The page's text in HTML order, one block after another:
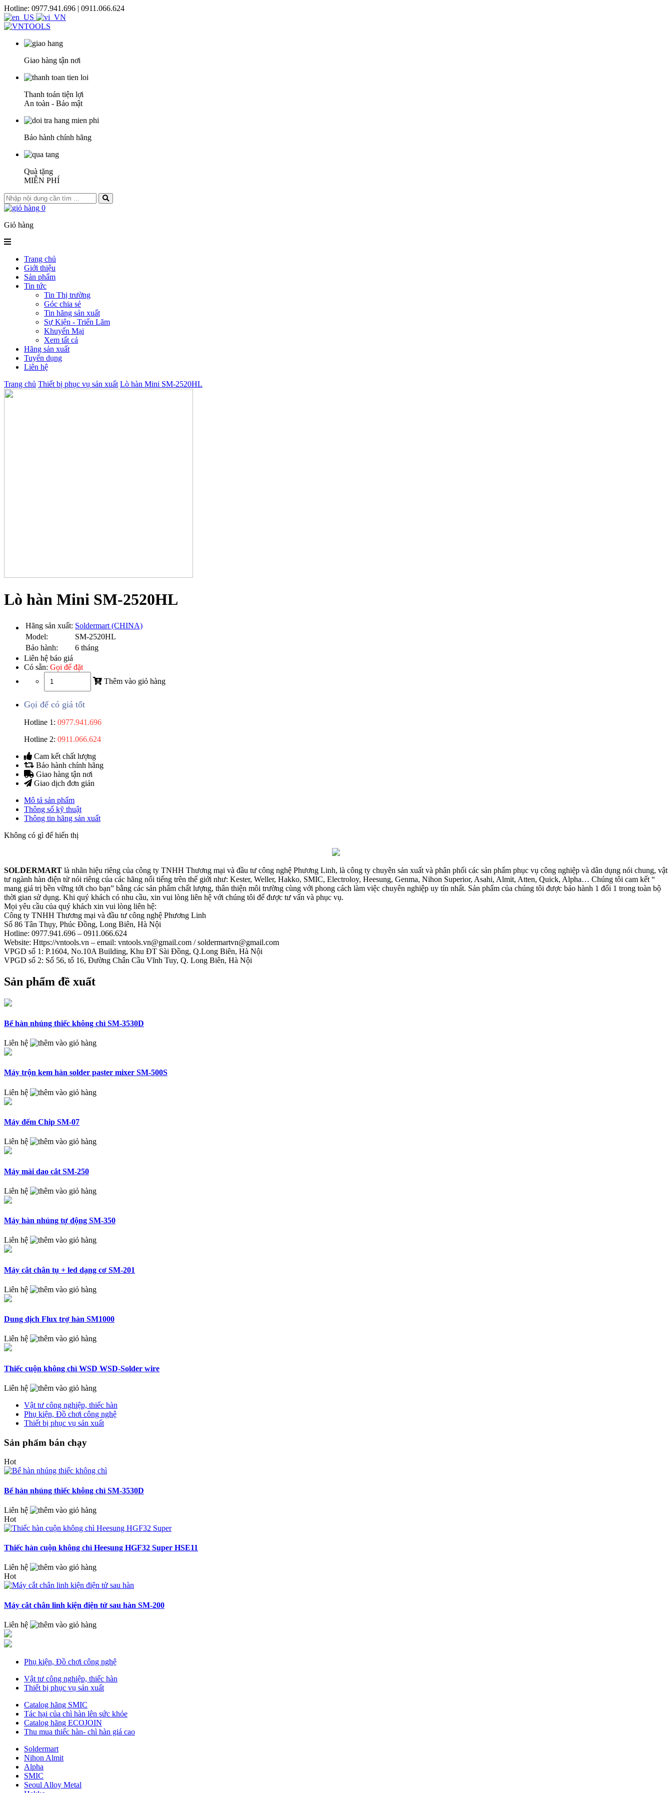
Hotline: 0977.941.696 | 0911.066.624
Giao hàng tận nơi
Thanh toán tiện lợi
An toàn - Bảo mật
Bảo hành chính hãng
Quà tặng
MIỄN PHÍ
0
Giỏ hàng
Trang chủ
Giới thiệu
Sản phẩm
Tin tức
Tin Thị trường
Góc chia sẻ
Tin hãng sản xuất
Sự Kiện - Triển Lãm
Khuyến Mại
Xem tất cả
Hãng sản xuất
Tuyển dụng
Liên hệ
Trang chủ Thiết bị phục vụ sản xuất Lò hàn Mini SM-2520HL
Lò hàn Mini SM-2520HL
Hãng sản xuất: Soldermart (CHINA)
Model:
SM-2520HL
Bảo hành:
6 tháng
Liên hệ báo giá
Có sẵn: Gọi để đặt
Thêm vào giỏ hàng
Gọi để có giá tốt
Hotline 1: 0977.941.696
Hotline 2: 0911.066.624
Cam kết chất lượng
Bảo hành chính hãng
Giao hàng tận nơi
Giao dịch đơn giản
Mô tả sản phẩm
Thông số kỹ thuật
Thông tin hãng sản xuất
Không có gì để hiển thị
SOLDERMART là nhãn hiệu riêng của công ty TNHH Thương mại và đầu tư công nghệ Phương Linh, là công ty chuyên sản xuất và phân phối các sản phẩm phục vụ công nghiệp và dân dụng nói chung, vật
tư ngành hàn điện tử nói riêng của các hãng nổi tiếng trên thế giới như: Kester, Weller, Hakko, SMIC, Electroloy, Heesung, Genma, Nihon Superior, Asahi, Almit, Atten, Quick, Alpha… Chúng tôi cam kết “
mang giá trị bền vững tới cho bạn” bằng các sản phẩm chất lượng, thân thiện môi trường cùng với phong cách làm việc chuyên nghiệp uy tín nhất. Sản phẩm của chúng tôi được bảo hành 1 đổi 1 trong toàn bộ
thời gian sử dụng. Khi quý khách có nhu cầu, xin vui lòng liên hệ với chúng tôi để được tư vấn và phục vụ.
Mọi yêu cầu của quý khách xin vui lòng liên hệ:
Công ty TNHH Thương mại và đầu tư công nghệ Phương Linh
Số 86 Tân Thụy, Phúc Đồng, Long Biên, Hà Nội
Hotline: 0977.941.696 – 0911.066.624
Website: Https://vntools.vn – email: vntools.vn@gmail.com / soldermartvn@gmail.com
VPGD số 1: P.1604, No.10A Building, Khu ĐT Sài Đồng, Q.Long Biên, Hà Nội
VPGD số 2: Số 56, tổ 16, Đường Chân Cầu Vĩnh Tuy, Q. Long Biên, Hà Nội
Sản phẩm đề xuất
Bể hàn nhúng thiếc không chì SM-3530D
Liên hệ
Máy trộn kem hàn solder paster mixer SM-500S
Liên hệ
Máy đếm Chip SM-07
Liên hệ
Máy mài dao cắt SM-250
Liên hệ
Máy hàn nhúng tự động SM-350
Liên hệ
Máy cắt chân tụ + led dạng cơ SM-201
Liên hệ
Dung dịch Flux trợ hàn SM1000
Liên hệ
Thiếc cuộn không chì WSD WSD-Solder wire
Liên hệ
Vật tư công nghiệp, thiếc hàn
Phụ kiện, Đồ chơi công nghệ
Thiết bị phục vụ sản xuất
Sản phẩm bán chạy
Hot
Bể hàn nhúng thiếc không chì SM-3530D
Liên hệ
Hot
Thiếc hàn cuộn không chì Heesung HGF32 Super HSE11
Liên hệ
Hot
Máy cắt chân linh kiện điện tử sau hàn SM-200
Liên hệ
Phụ kiện, Đồ chơi công nghệ
Vật tư công nghiệp, thiếc hàn
Thiết bị phục vụ sản xuất
Catalog hãng SMIC
Tác hại của chì hàn lên sức khỏe
Catalog hãng ECOJOIN
Thu mua thiếc hàn- chì hàn giá cao
Soldermart
Nihon Almit
Alpha
SMIC
Seoul Alloy Metal